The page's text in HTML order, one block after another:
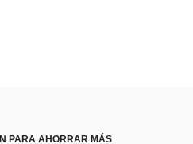
PARA AHORRAR MÁS